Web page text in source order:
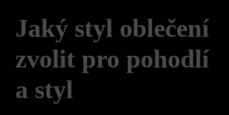
Jaký styl oblečení
zvolit pro pohodlí
a styl